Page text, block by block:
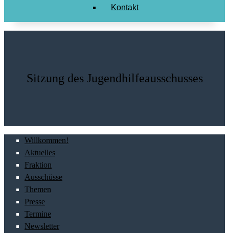
Kontakt
Sitzung des Jugendhilfeausschusses
Willkommen!
Aktuelles
Fraktion
Ausschüsse
Themen
Presse
Termine
Newsletter